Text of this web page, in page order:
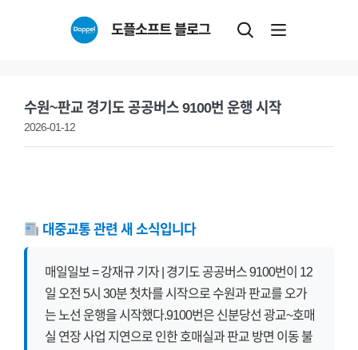
도플소프트 블로그
수원~판교 경기도 공공버스 9100번 운행 시작
2026-01-12
대중교통 관련 새 소식입니다
매일일보 = 강재규 기자 | 경기도 공공버스 9100번이 12
일 오전 5시 30분 첫차를 시작으로 수원과 판교를 오가
는 노선 운행을 시작했다.9100번은 신분당선 광교~호매
실 연장 사업 지연으로 인한 호매실과 판교 방면 이동 불